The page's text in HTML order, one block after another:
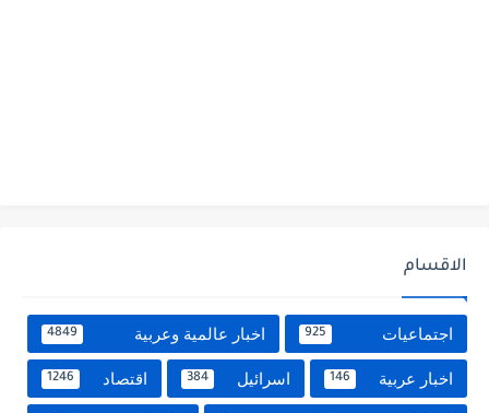
الاقسام
اجتماعيات 925 اخبار عالمية وعربية 4849
اخبار عربية 146 اسرائيل 384 اقتصاد 1246